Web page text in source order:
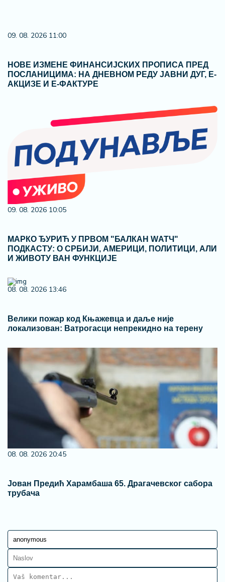
09. 08. 2026 11:00
НОВЕ ИЗМЕНЕ ФИНАНСИЈСКИХ ПРОПИСА ПРЕД
ПОСЛАНИЦИМА: НА ДНЕВНОМ РЕДУ ЈАВНИ ДУГ, Е-
АКЦИЗЕ И Е-ФАКТУРЕ
09. 08. 2026 10:05
МАРКО ЂУРИЋ У ПРВОМ "БАЛКАН WАТЧ"
ПОДКАСТУ: О СРБИЈИ, АМЕРИЦИ, ПОЛИТИЦИ, АЛИ
И ЖИВОТУ ВАН ФУНКЦИЈЕ
08. 08. 2026 13:46
Велики пожар код Књажевца и даље није
локализован: Ватрогасци непрекидно на терену
08. 08. 2026 20:45
Јован Предић Харамбаша 65. Драгачевског сабора
трубача